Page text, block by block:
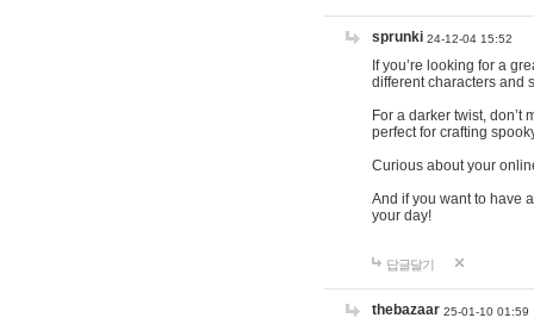
sprunki 24-12-04 15:52
If you’re looking for a
different characters and
For a darker twist, don’t
perfect for crafting
Curious about your
And if you want to have
your day!
답글달기
thebazaar 25-01-10 01:59